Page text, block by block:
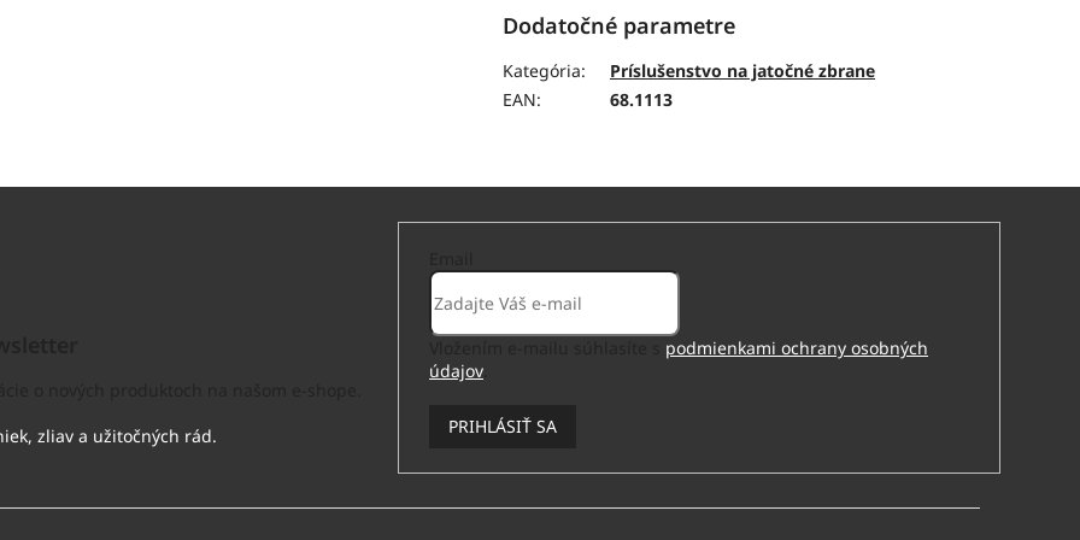
Dodatočné parametre
Kategória:
Príslušenstvo na jatočné zbrane
EAN: 68.1113
podmienkami ochrany osobných
údajov
PRIHLÁSIŤ SA